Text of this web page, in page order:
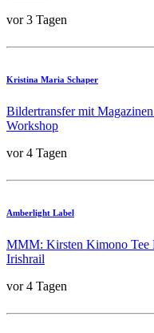
vor 3 Tagen
Kristina Maria Schaper
Bildertransfer mit
Workshop
vor 4 Tagen
Amberlight Label
MMM: Kirsten Kimono Tee
Irishrail
vor 4 Tagen